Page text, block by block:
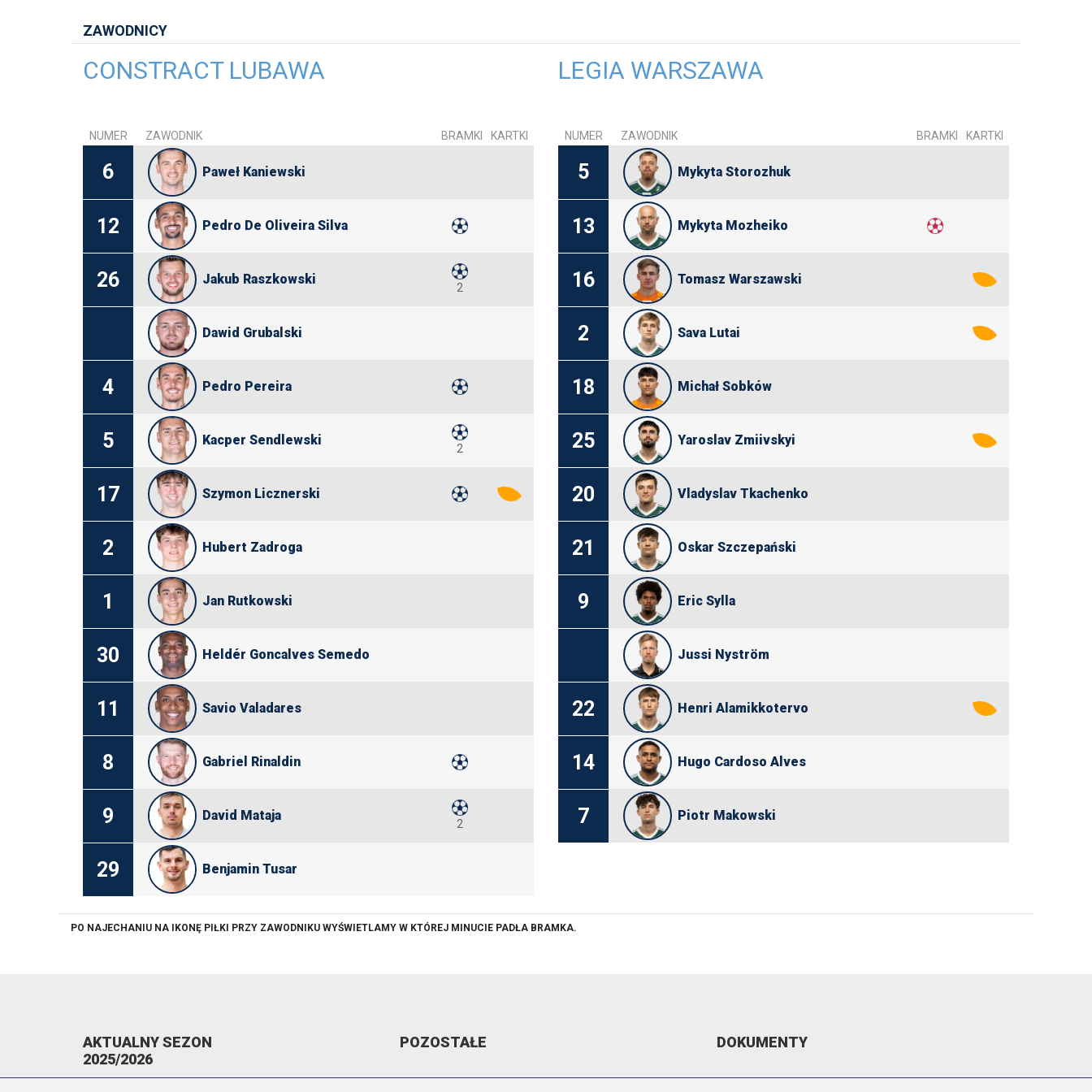
ZAWODNICY
CONSTRACT LUBAWA
NUMER ZAWODNIK BRAMKI KARTKI
6 Paweł Kaniewski
12 Pedro De Oliveira Silva
26 Jakub Raszkowski
2
Dawid Grubalski
4 Pedro Pereira
5 Kacper Sendlewski
2
17 Szymon Licznerski
2 Hubert Zadroga
1 Jan Rutkowski
30 Heldér Goncalves Semedo
11 Savio Valadares
8 Gabriel Rinaldin
9 David Mataja
2
29 Benjamin Tusar
LEGIA WARSZAWA
NUMER ZAWODNIK BRAMKI KARTKI
5 Mykyta Storozhuk
13 Mykyta Mozheiko
16 Tomasz Warszawski
2 Sava Lutai
18 Michał Sobków
25 Yaroslav Zmiivskyi
20 Vladyslav Tkachenko
21 Oskar Szczepański
9 Eric Sylla
Jussi Nyström
22 Henri Alamikkotervo
14 Hugo Cardoso Alves
7 Piotr Makowski
PO NAJECHANIU NA IKONĘ PIŁKI PRZY ZAWODNIKU WYŚWIETLAMY W KTÓREJ MINUCIE PADŁA BRAMKA.
AKTUALNY SEZON
2025/2026
POZOSTAŁE DOKUMENTY